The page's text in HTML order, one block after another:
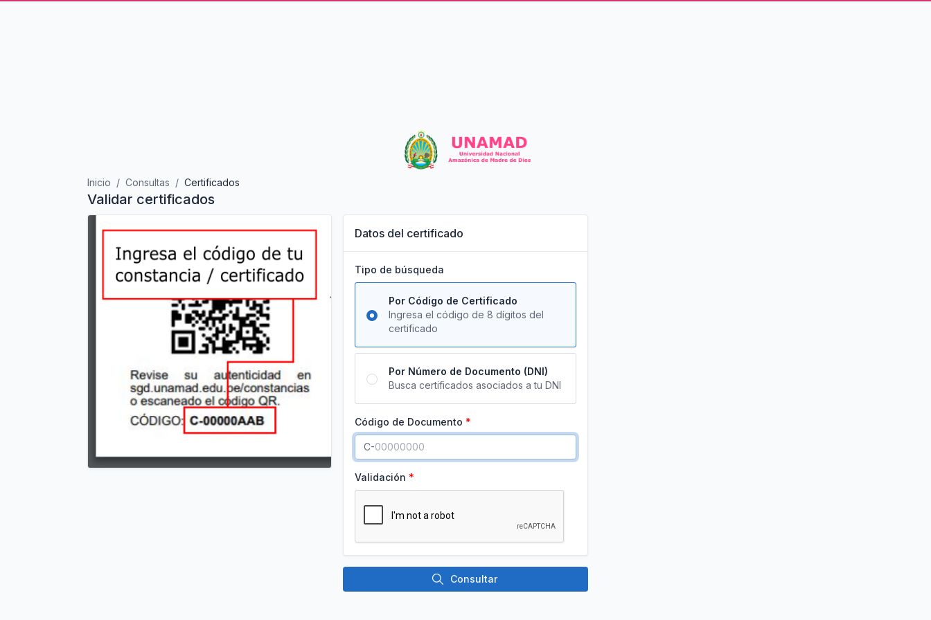
Inicio Consultas Certificados
Validar certificados
Datos del certificado
Tipo de búsqueda
Por Código de Certificado
Ingresa el código de 8 dígitos del
certificado
Por Número de Documento (DNI)
Busca certificados asociados a tu DNI
Código de Documento
C-
Validación
Consultar